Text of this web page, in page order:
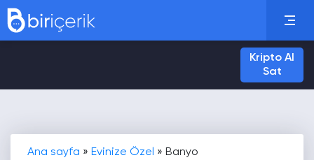
Kripto Al
Sat
Ana sayfa » Evinize Özel » Banyo